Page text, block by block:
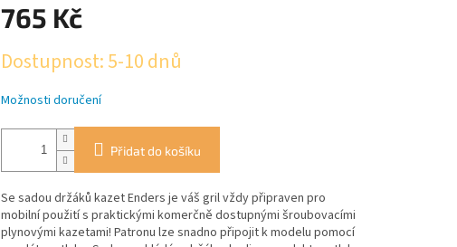
765 Kč
cena:
Dostupnost: 5-10 dnů
Možnosti doručení
Přidat do košíku
Se sadou držáků kazet Enders je váš gril vždy připraven pro
mobilní použití s ​​praktickými komerčně dostupnými šroubovacími
plynovými kazetami! Patronu lze snadno připojit k modelu pomocí